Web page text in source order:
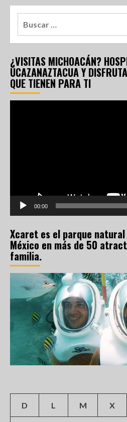
¿VISITAS MICHOACÁN?
UCAZANAZTACUA Y
QUE TIENEN PARA TI
00:00
Xcaret es el parque natural
México en más de 50
familia.
D L M X